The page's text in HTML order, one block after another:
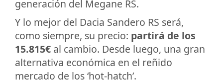
generación del Megane RS.
Y lo mejor del Dacia Sandero RS será,
como siempre, su precio: partirá de los
15.815€ al cambio. Desde luego, una gran
alternativa económica en el reñido
mercado de los ‘hot-hatch’.